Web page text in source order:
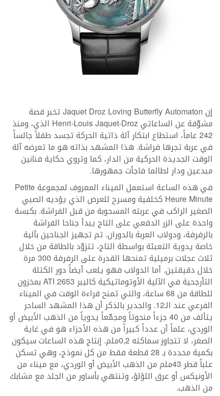
إن Jaquet Droz Loving Butterfly Automaton تخبر قصة
مشوّقة عن الساعاتي Henri-Louis Jaquet-Droz الذي، ومنذ
242 عاماً، استطاع ابتكار آلة ذاتية الحركة تجسد طفلاً جالساً
في عربة تجرها فراشة. هذا المشهد بذاته هو ما تعرضه آلة
الوقت الجديدة الحركية من الدار، كما وتروي حكاية فنانين
مبدعين ودار لطالما فاجأت جمهورها.
في هذه الساعة استعمل الميناء المعروف لمجموعة Petite
Heure Minute كخلفية ومسرح للعرض الذي يؤديه الصبي
الصغير الراكب في عربته المسحوبة من قبل الفراشة. بكبسة
واحدة على الزر الدفعي على التاج يبدأ جناحا الفراشة
بالرفرفة، ودولاب العربة بالدوران. تم تجهيز الجناحين بآلية
خاصة يدوية التعبئة بواسطة التاج، تتزوّد بالطاقة من خلال
ثلاث عجلات برميلية تمنحها القدرة على الرفرفة 300 مرة
خلال دقيقتين. أما الدولاب فهو يلعب أيضاً دور الكتلة
التأرجحية في الآلية الأوتوماتيكية كاليبر 2653 ATI بمخزون
للطاقة من 68 ساعة، والتي تمنح قراءة الوقت في الميناء
الفرعي عند الـ12. والجدير بالذكر أن هذا المشهد الساحر
يتألف من 40 جزءاً منحوتاً ومجمّعاً يدوياً من الذهب الأبيض أو
الوردي، علماً أن عدداً كبيراً من هذه الأجزاء هو في غاية
الصغر، لا تتجاوز سماكته 0,2ملم. إنتاج هذه الساعات سيكون
بكمية محددة بـ 28 قطعة فقط من كل نموذج، وهي تسكن
علباً قطر 43ملم من الذهب الأبيض أو الوردي، مع ميناء من
الأونيكس أو عرق اللؤلؤ، وتنتهي بأساور من الجلد مع مشابك
من الذهب.